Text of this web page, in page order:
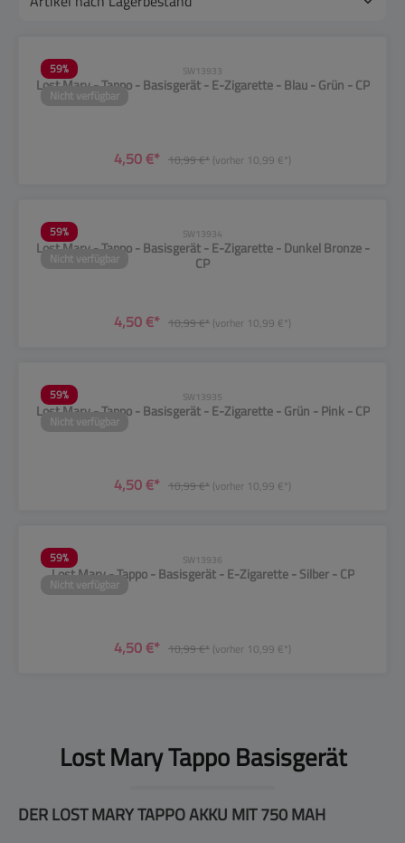
59%
Nicht verfügbar
SW13933
Lost Mary - Tappo - Basisgerät - E-Zigarette - Blau - Grün - CP
4,50 €* 10,99 €* (vorher 10,99 €*)
59%
Nicht verfügbar
SW13934
Lost Mary - Tappo - Basisgerät - E-Zigarette - Dunkel Bronze -
CP
4,50 €* 10,99 €* (vorher 10,99 €*)
59%
Nicht verfügbar
SW13935
Lost Mary - Tappo - Basisgerät - E-Zigarette - Grün - Pink - CP
4,50 €* 10,99 €* (vorher 10,99 €*)
59%
Nicht verfügbar
SW13936
Lost Mary - Tappo - Basisgerät - E-Zigarette - Silber - CP
4,50 €* 10,99 €* (vorher 10,99 €*)
Lost Mary Tappo Basisgerät
DER LOST MARY TAPPO AKKU MIT 750 MAH